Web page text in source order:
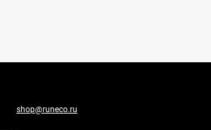
shop@runeco.ru